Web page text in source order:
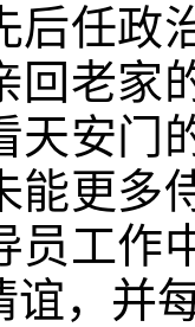
后任政
回老家
天安门
能更多
员工作
谊，并